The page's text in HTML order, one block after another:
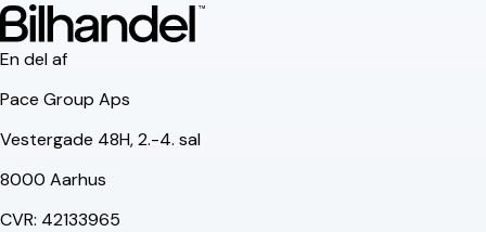
En del af
Pace Group Aps
Vestergade 48H, 2.-4. sal
8000 Aarhus
CVR: 42133965